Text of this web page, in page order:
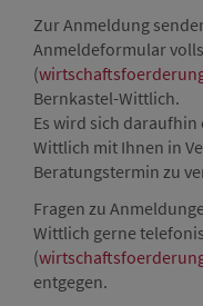
Zur Anmeldung
Anmeldeformular
(
Bernkastel-Wittlich.
Es wird sich
Wittlich mit Ihnen in
Beratungstermin zu
Fragen zu
Wittlich gerne
(
entgegen.